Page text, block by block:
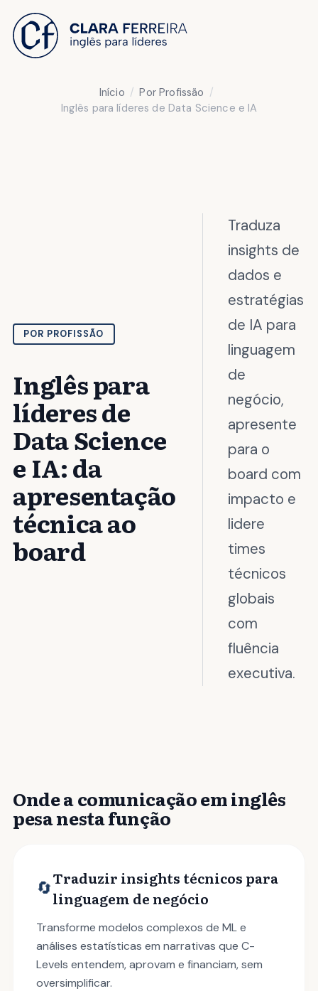
Início
Por Profissão
Inglês para líderes de Data Science e IA
POR PROFISSÃO
Inglês para
líderes de
Data Science
e IA: da
apresentação
técnica ao
board
Traduza
insights de
dados e
estratégias
de IA para
linguagem
de
negócio,
apresente
para o
board com
impacto e
lidere
times
técnicos
globais
com
fluência
executiva.
Onde a comunicação em inglês
pesa nesta função
🔄Traduzir insights técnicos para
linguagem de negócio
Transforme modelos complexos de ML e
análises estatísticas em narrativas que C-
Levels entendem, aprovam e financiam, sem
oversimplificar.